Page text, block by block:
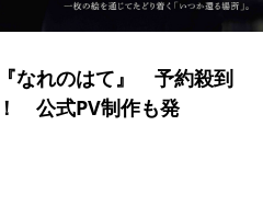
なれのはて』 予約殺到
公式PV制作も発